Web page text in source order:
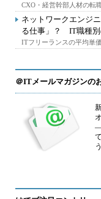
CXO・経営幹部人材の転
ネットワークエンジ
る仕事」？ IT職種別
ITフリーランスの平均単
＠ITメールマガジンの